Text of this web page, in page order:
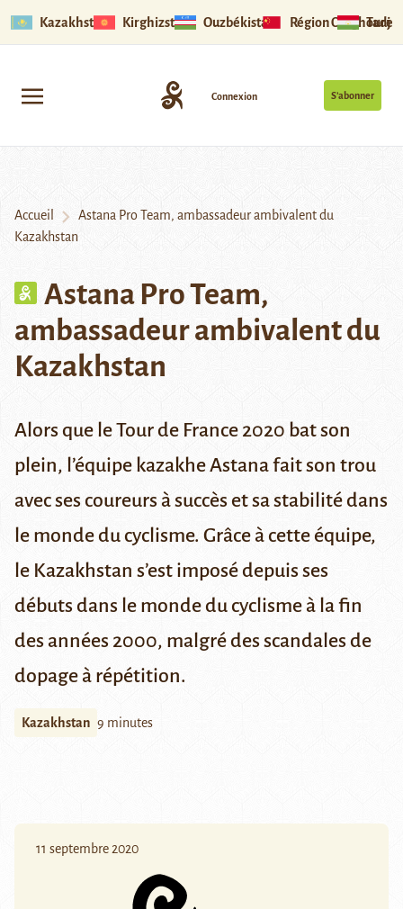
Kazakhstan Kirghizstan Ouzbékistan Région Ouïghoure
S’abonner
Connexion
Accueil
Astana Pro Team, ambassadeur ambivalent du
Kazakhstan
Astana Pro Team,
ambassadeur ambivalent du
Kazakhstan
Alors que le Tour de France 2020 bat son
plein, l’équipe kazakhe Astana fait son trou
avec ses coureurs à succès et sa stabilité dans
le monde du cyclisme. Grâce à cette équipe,
le Kazakhstan s’est imposé depuis ses
débuts dans le monde du cyclisme à la fin
des années 2000, malgré des scandales de
dopage à répétition.
Kazakhstan 9 minutes
11 septembre 2020